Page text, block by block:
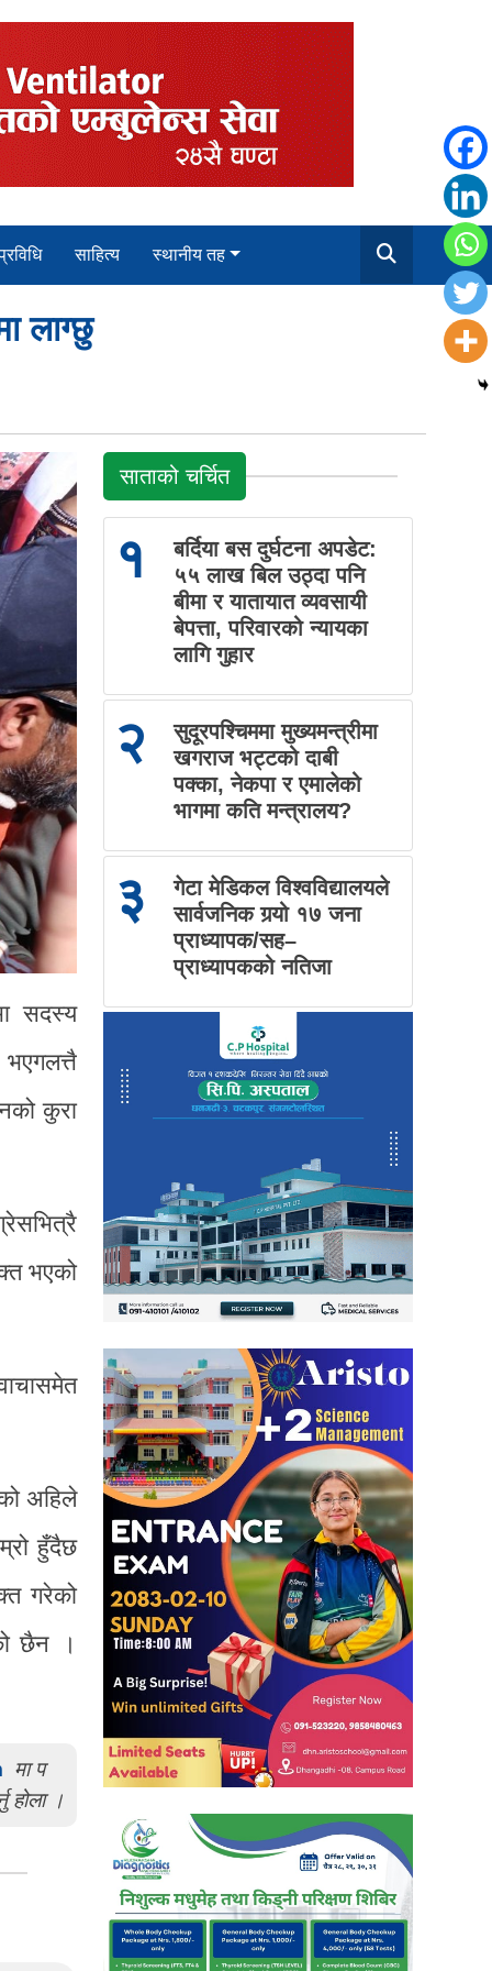
साहित्य स्थानीय तह
लाग्छु
सदस्य
भएगलत्तै
कुरा
भएको
अहिले
हुँदैछ
गरेको
छैन ।
मा प
होला ।
साताको चर्चित
१
बर्दिया बस दुर्घटना अपडेट:
५५ लाख बिल उठ्दा पनि
बीमा र यातायात व्यवसायी
बेपत्ता, परिवारको न्यायका
लागि गुहार
२
सुदूरपश्चिममा मुख्यमन्त्रीमा
खगराज भट्टको दाबी
पक्का, नेकपा र एमालेको
भागमा कति मन्त्रालय?
३
गेटा मेडिकल विश्वविद्यालयले
सार्वजनिक गर्‍यो १७ जना
प्राध्यापक/सह–
प्राध्यापकको नतिजा